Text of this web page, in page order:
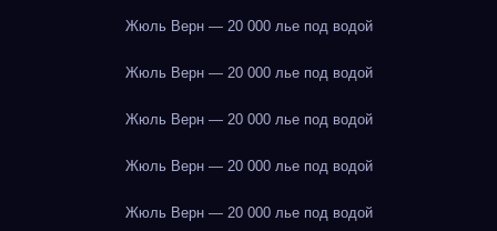
Жюль Верн — 20 000 лье под водой
Жюль Верн — 20 000 лье под водой
Жюль Верн — 20 000 лье под водой
Жюль Верн — 20 000 лье под водой
Жюль Верн — 20 000 лье под водой